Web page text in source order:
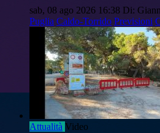
sab, 08 ago 2026 16:38 Di:
Puglia Caldo-Torrido Previsioni
Attualità Video